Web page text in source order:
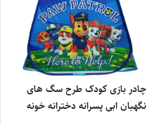
چادر بازی کودک طرح سگ های
نگهبان ابی پسرانه دخترانه خونه